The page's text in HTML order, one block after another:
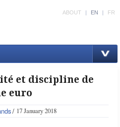
ABOUT | EN | FR
et discipline de
euro
17 January 2018